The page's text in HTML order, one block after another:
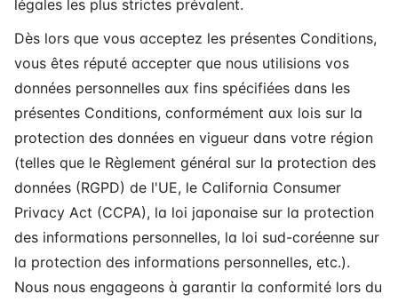
légales les plus strictes prévalent.
Dès lors que vous acceptez les présentes Conditions,
vous êtes réputé accepter que nous utilisions vos
données personnelles aux fins spécifiées dans les
présentes Conditions, conformément aux lois sur la
protection des données en vigueur dans votre région
(telles que le Règlement général sur la protection des
données (RGPD) de l'UE, le California Consumer
Privacy Act (CCPA), la loi japonaise sur la protection
des informations personnelles, la loi sud-coréenne sur
la protection des informations personnelles, etc.).
Nous nous engageons à garantir la conformité lors du